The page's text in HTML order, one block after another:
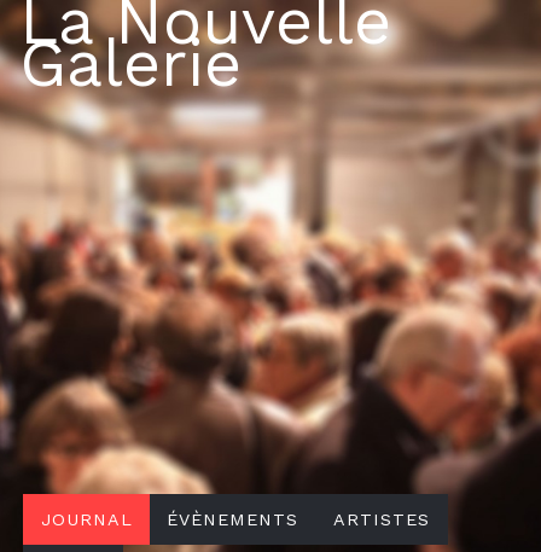
La Nouvelle
Galerie
JOURNAL ÉVÈNEMENTS ARTISTES